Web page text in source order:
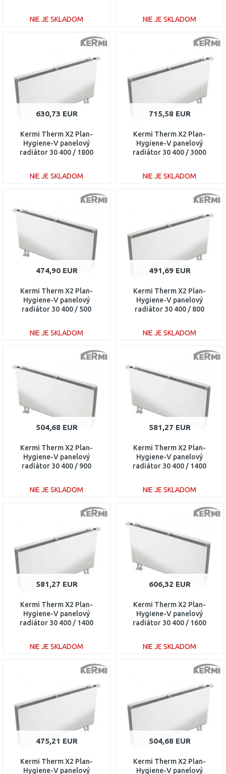
NIE JE SKLADOM
DO KOŠÍKA
NIE JE SKLADOM
DO KOŠÍKA
630,73 EUR
Kermi Therm X2 Plan-
Hygiene-V panelový
radiátor 30 400 / 1800
NIE JE SKLADOM
DO KOŠÍKA
Porovnať
715,58 EUR
Kermi Therm X2 Plan-
Hygiene-V panelový
radiátor 30 400 / 3000
NIE JE SKLADOM
DO KOŠÍKA
474,90 EUR
Kermi Therm X2 Plan-
Hygiene-V panelový
radiátor 30 400 / 500
NIE JE SKLADOM
DO KOŠÍKA
Porovnať
491,69 EUR
Kermi Therm X2 Plan-
Hygiene-V panelový
radiátor 30 400 / 800
NIE JE SKLADOM
DO KOŠÍKA
Porovnať
504,68 EUR
Kermi Therm X2 Plan-
Hygiene-V panelový
radiátor 30 400 / 900
NIE JE SKLADOM
DO KOŠÍKA
581,27 EUR
Kermi Therm X2 Plan-
Hygiene-V panelový
radiátor 30 400 / 1400
NIE JE SKLADOM
DO KOŠÍKA
Porovnať
581,27 EUR
Kermi Therm X2 Plan-
Hygiene-V panelový
radiátor 30 400 / 1400
NIE JE SKLADOM
DO KOŠÍKA
606,32 EUR
Kermi Therm X2 Plan-
Hygiene-V panelový
radiátor 30 400 / 1600
NIE JE SKLADOM
DO KOŠÍKA
475,21 EUR
Kermi Therm X2 Plan-
Hygiene-V panelový
504,68 EUR
Kermi Therm X2 Plan-
Hygiene-V panelový